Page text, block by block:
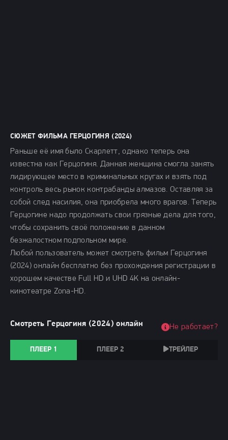
СЮЖЕТ ФИЛЬМА ГЕРЦОГИНЯ (2024)
Раньше её имя было Скарлетт, однако теперь она
известна как Герцогиня. Данная женщина смогла занять
лидирующее место в криминальных кругах и взять под
контроль весь рынок контрабанды алмазов. Оставляя за
собой след насилия, она приобрела много врагов. Теперь
Герцогине надо продолжать свои грязные дела для того,
чтобы сохранить своё положение в данном
безжалостном подпольном мире.
Любой пользователь может смотреть фильм Герцогиня
(2024) онлайн бесплатно без прохождения регистрации в
хорошем качестве Full HD и UHD 4K на онлайн-
кинотеатре Zona-HD.
Смотреть Герцогиня (2024) онлайн
ПЛЕЕР 1 ПЛЕЕР 2 ТРЕЙЛЕР
Не работает?